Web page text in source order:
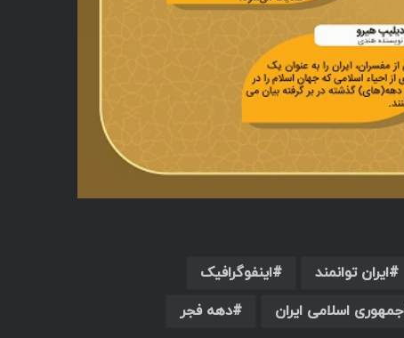
ایران توانمند
اینفوگرافیک
جمهوری اسلامی ایران
دهه فجر